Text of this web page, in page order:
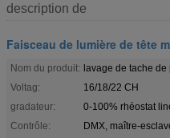
description de
Faisceau de lumière de tête
Nom du produit: lavage de tache
Voltag:
16/18/22 CH
gradateur:
0-100% rhéostat
Contrôle:
DMX, maître-